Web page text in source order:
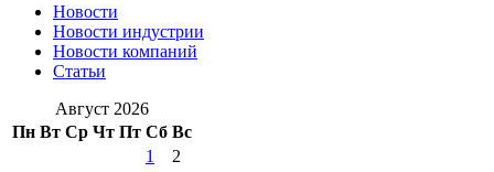
Новости
Новости индустрии
Новости компаний
Статьи
Август 2026
Пн Вт Ср Чт Пт Сб Вс
1
2